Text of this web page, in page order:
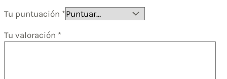
Tu puntuación *
Tu valoración *